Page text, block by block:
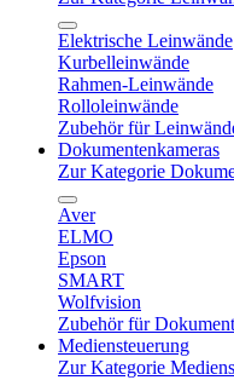
Elektrische Leinwände
Kurbelleinwände
Rahmen-Leinwände
Rolloleinwände
Zubehör für
Dokumentenkameras
Zur Kategorie
Aver
ELMO
Epson
SMART
Wolfvision
Zubehör für
Mediensteuerung
Zur Kategorie